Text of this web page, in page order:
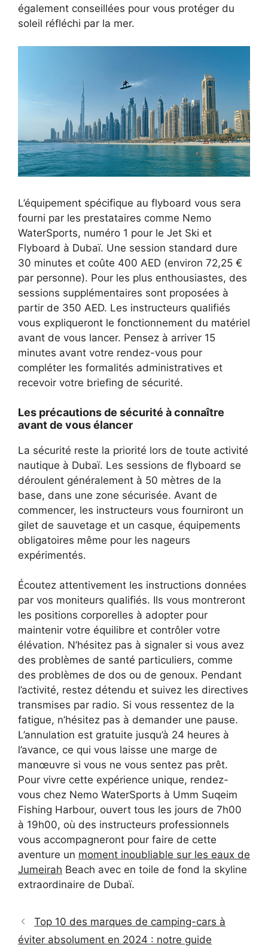
également conseillées pour vous protéger du
soleil réfléchi par la mer.
L’équipement spécifique au flyboard vous sera
fourni par les prestataires comme Nemo
WaterSports, numéro 1 pour le Jet Ski et
Flyboard à Dubaï. Une session standard dure
30 minutes et coûte 400 AED (environ 72,25 €
par personne). Pour les plus enthousiastes, des
sessions supplémentaires sont proposées à
partir de 350 AED. Les instructeurs qualifiés
vous expliqueront le fonctionnement du matériel
avant de vous lancer. Pensez à arriver 15
minutes avant votre rendez-vous pour
compléter les formalités administratives et
recevoir votre briefing de sécurité.
Les précautions de sécurité à connaître
avant de vous élancer
La sécurité reste la priorité lors de toute activité
nautique à Dubaï. Les sessions de flyboard se
déroulent généralement à 50 mètres de la
base, dans une zone sécurisée. Avant de
commencer, les instructeurs vous fourniront un
gilet de sauvetage et un casque, équipements
obligatoires même pour les nageurs
expérimentés.
Écoutez attentivement les instructions données
par vos moniteurs qualifiés. Ils vous montreront
les positions corporelles à adopter pour
maintenir votre équilibre et contrôler votre
élévation. N’hésitez pas à signaler si vous avez
des problèmes de santé particuliers, comme
des problèmes de dos ou de genoux. Pendant
l’activité, restez détendu et suivez les directives
transmises par radio. Si vous ressentez de la
fatigue, n’hésitez pas à demander une pause.
L’annulation est gratuite jusqu’à 24 heures à
l’avance, ce qui vous laisse une marge de
manœuvre si vous ne vous sentez pas prêt.
Pour vivre cette expérience unique, rendez-
vous chez Nemo WaterSports à Umm Suqeim
Fishing Harbour, ouvert tous les jours de 7h00
à 19h00, où des instructeurs professionnels
vous accompagneront pour faire de cette
aventure un moment inoubliable sur les eaux de
Jumeirah Beach avec en toile de fond la skyline
extraordinaire de Dubaï.
Top 10 des marques de camping-cars à
éviter absolument en 2024 : notre guide